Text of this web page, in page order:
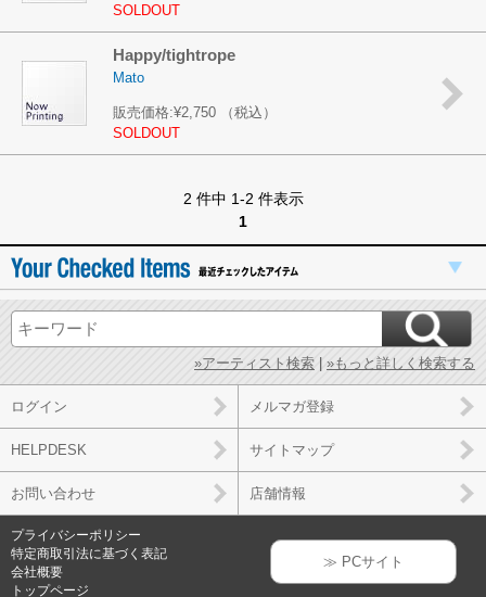
SOLDOUT
Happy/tightrope
Mato
販売価格:¥2,750
（税込）
SOLDOUT
2 件中 1-2 件表示
1
»アーティスト検索 | »もっと詳しく検索する
ログイン メルマガ登録
HELPDESK サイトマップ
お問い合わせ 店舗情報
プライバシーポリシー
特定商取引法に基づく表記
会社概要
トップページ
≫ PCサイト